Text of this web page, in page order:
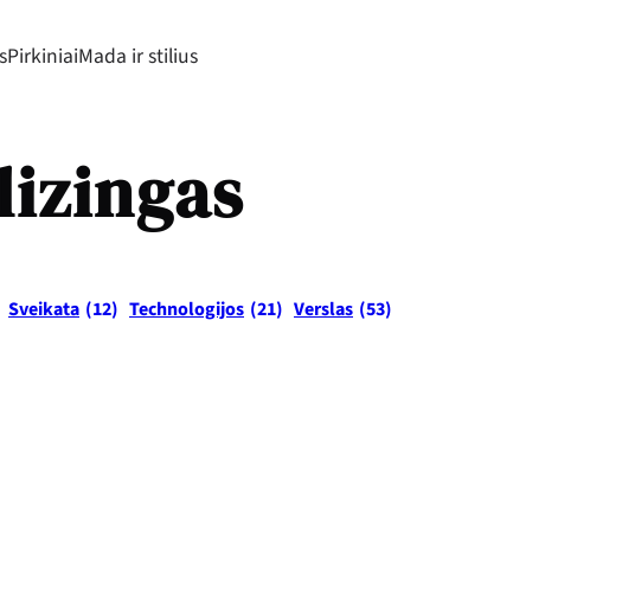
PirkiniaiMada ir stilius
Sveikata (12) Technologijos (21) Verslas (53)